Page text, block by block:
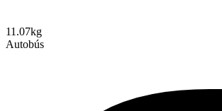
11.07kg
Autobús